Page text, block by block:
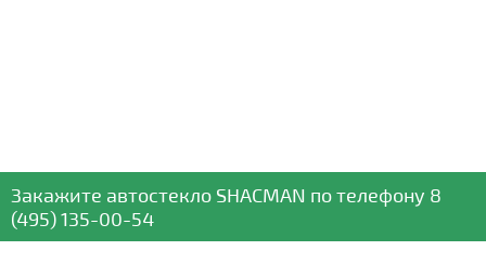
Закажите автостекло SHACMAN по телефону 8
(495) 135-00-54